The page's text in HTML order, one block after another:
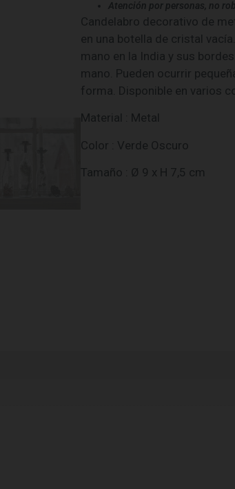
Atención por personas, no
Candelabro decorativo de
en una botella de cristal
mano en la India y sus
mano. Pueden ocurrir
forma. Disponible en varios
Material : Metal
Color : Verde Oscuro
Tamaño : Ø 9 x H 7,5 cm